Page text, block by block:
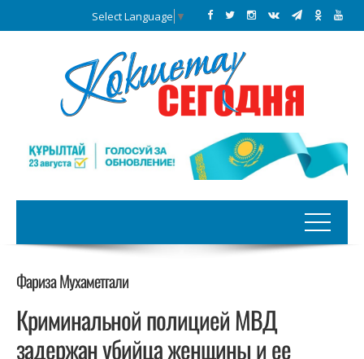
Select Language ▼
Фариза Мухаметгали
Криминальной полицией МВД
задержан убийца женщины и ее